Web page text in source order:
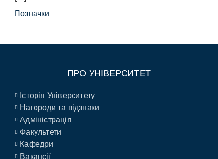
Позначки
ПРО УНІВЕРСИТЕТ
Історія Університету
Нагороди та відзнаки
Адміністрація
Факультети
Кафедри
Вакансії